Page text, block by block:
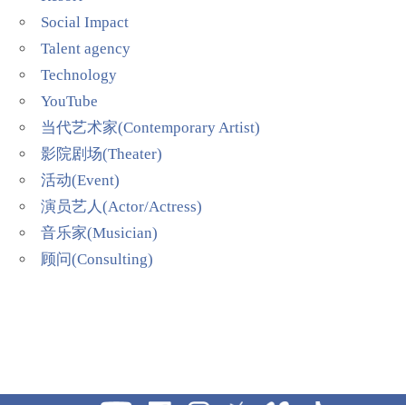
Social Impact
Talent agency
Technology
YouTube
当代艺术家(Contemporary Artist)
影院剧场(Theater)
活动(Event)
演员艺人(Actor/Actress)
音乐家(Musician)
顾问(Consulting)